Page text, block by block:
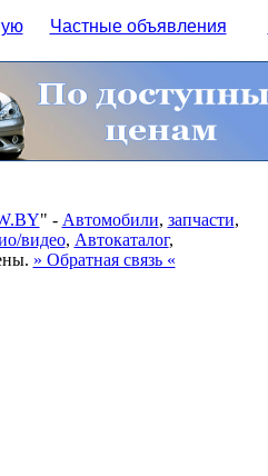
Частные объявления
" - Автомобили, запчасти,
видео, Автокаталог,
» Обратная связь «